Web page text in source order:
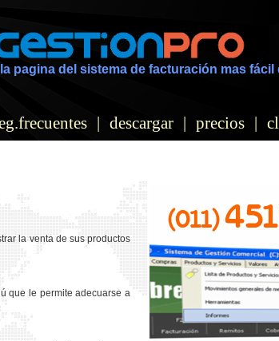
pagina del sistema de facturación mas fácil
| descargar| precios|
la venta de sus productos
que le permite adecuarse a